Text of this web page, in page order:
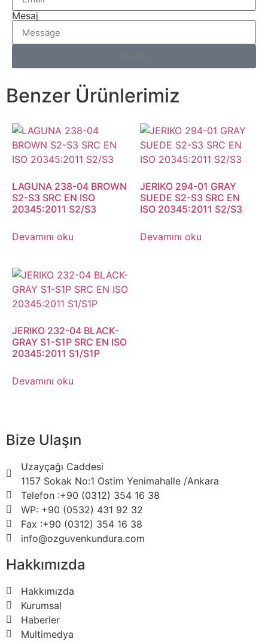
Mesaj
Benzer Ürünlerimiz
LAGUNA 238-04 BROWN
S2-S3 SRC EN ISO
20345:2011 S2/S3
Devamını oku
JERIKO 294-01 GRAY
SUEDE S2-S3 SRC EN
ISO 20345:2011 S2/S3
Devamını oku
JERIKO 232-04 BLACK-
GRAY S1-S1P SRC EN ISO
20345:2011 S1/S1P
Devamını oku
Bize Ulaşın
Uzayçağı Caddesi
1157 Sokak No:1 Ostim Yenimahalle /Ankara
Telefon :+90 (0312) 354 16 38
WP: +90 (0532) 431 92 32
Fax :+90 (0312) 354 16 38
info@ozguvenkundura.com
Hakkımızda
Hakkımızda
Kurumsal
Haberler
Multimedya